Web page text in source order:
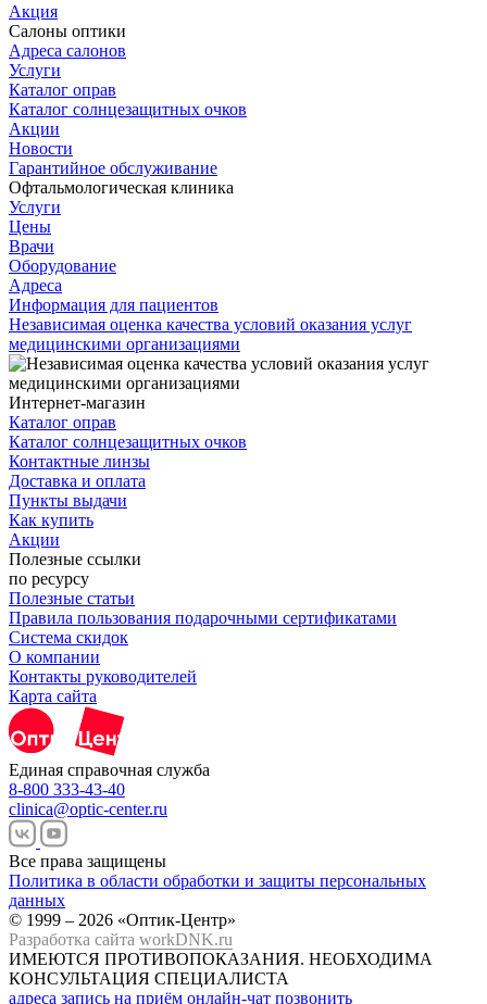
Акция
Салоны оптики
Адреса салонов
Услуги
Каталог оправ
Каталог солнцезащитных очков
Акции
Новости
Гарантийное обслуживание
Офтальмологическая клиника
Услуги
Цены
Врачи
Оборудование
Адреса
Информация для пациентов
Независимая оценка качества условий оказания услуг
медицинскими организациями
Интернет-магазин
Каталог оправ
Каталог солнцезащитных очков
Контактные линзы
Доставка и оплата
Пункты выдачи
Как купить
Акции
Полезные ссылки
по ресурсу
Полезные статьи
Правила пользования подарочными сертификатами
Система скидок
О компании
Контакты руководителей
Карта сайта
Единая справочная служба
8-800 333-43-40
clinica@optic-center.ru
Все права защищены
Политика в области обработки и защиты персональных
данных
© 1999 – 2026 «Оптик-Центр»
Разработка сайта workDNK.ru
ИМЕЮТСЯ ПРОТИВОПОКАЗАНИЯ. НЕОБХОДИМА
КОНСУЛЬТАЦИЯ СПЕЦИАЛИСТА
адреса запись на приём онлайн-чат позвонить